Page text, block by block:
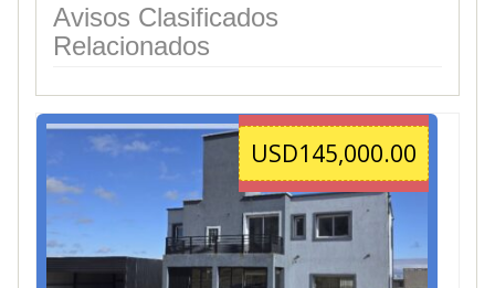
Avisos Clasificados
Relacionados
USD145,000.00